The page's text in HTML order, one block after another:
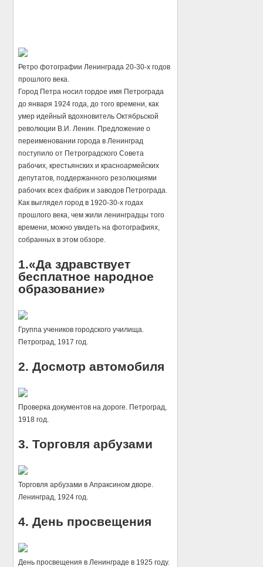
Ретро фотографии Ленинграда 20-30-х годов
прошлого века.
Город Петра носил гордое имя Петрограда
до января 1924 года, до того времени, как
умер идейный вдохновитель Октябрьской
революции В.И. Ленин. Предложение о
переименовании города в Ленинград
поступило от Петроградского Совета
рабочих, крестьянских и красноармейских
депутатов, поддержанного резолюциями
рабочих всех фабрик и заводов Петрограда.
Как выглядел город в 1920-30-х годах
прошлого века, чем жили ленинградцы того
времени, можно увидеть на фотографиях,
собранных в этом обзоре.
1.«Да здравствует
бесплатное народное
образование»
Группа учеников городского училища.
Петроград, 1917 год.
2. Досмотр автомобиля
Проверка документов на дороге. Петроград,
1918 год.
3. Торговля арбузами
Торговля арбузами в Апраксином дворе.
Ленинград, 1924 год.
4. День просвещения
День просвещения в Ленинграде в 1925 году.